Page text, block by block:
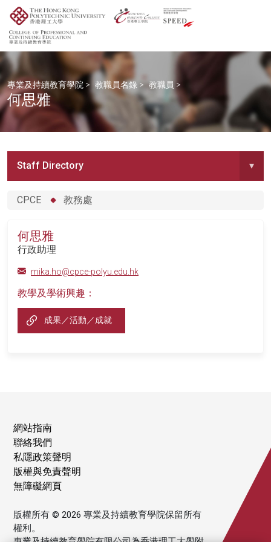
專業及持續教育學院 > 教職員名錄 > 教職員 >
何思雅
Staff Directory ▾
CPCE 教務處
何思雅
行政助理
mika.ho@cpce-polyu.edu.hk
教學及學術興趣：
成果／活動／成就
網站指南
聯絡我們
私隱政策聲明
版權與免責聲明
無障礙網頁
版權所有 © 2026 專業及持續教育學院保留所有
權利。